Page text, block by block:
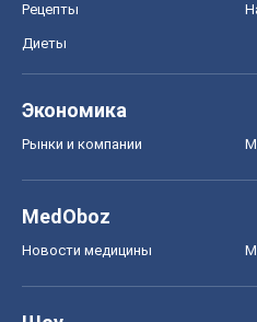
Рецепты
Диеты
Экономика
Рынки и компании
MedOboz
Новости медицины